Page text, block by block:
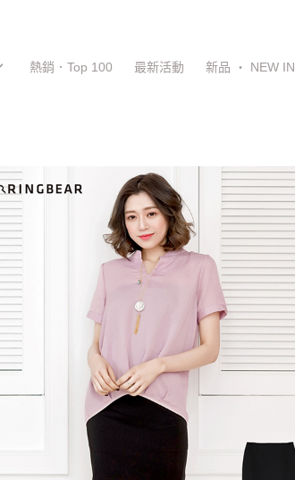
熱銷．Top 100 最新活動 新品 ‧ NEW IN